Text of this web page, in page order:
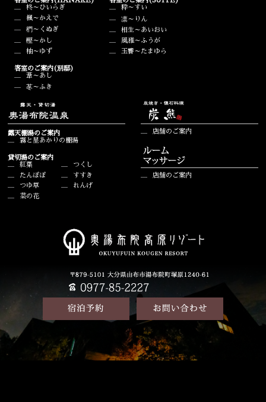
柊～ひいらぎ
楓～かえで
椚～くぬぎ
樫～かし
柚～ゆず
客室のご案内(別邸)
葦～あし
苳～ふき
粋～すい
凛～りん
相生～あいおい
風雅～ふうが
玉響～たまゆら
露天棚湯のご案内
霧と星あかりの棚湯
貸切湯のご案内
紅葉
つくし
たんぽぽ
すすき
つゆ草
れんげ
菜の花
店舗のご案内
店舗のご案内